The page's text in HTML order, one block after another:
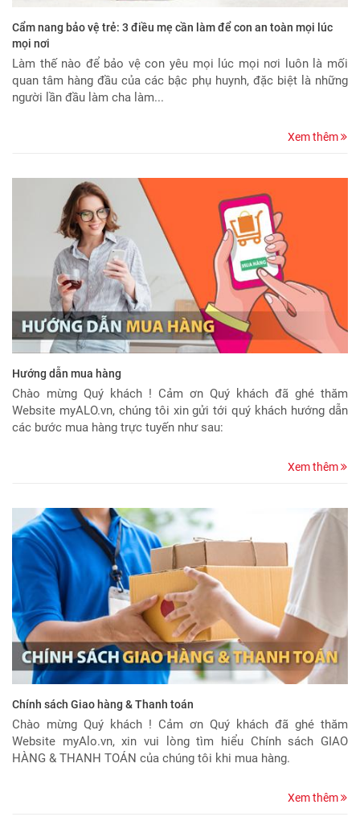
Cẩm nang bảo vệ trẻ: 3 điều mẹ cần làm để con an toàn mọi lúc
mọi nơi
Làm thế nào để bảo vệ con yêu mọi lúc mọi nơi luôn là mối
quan tâm hàng đầu của các bậc phụ huynh, đặc biệt là những
người lần đầu làm cha làm...
Xem thêm
Hướng dẫn mua hàng
Chào mừng Quý khách ! Cảm ơn Quý khách đã ghé thăm
Website myALO.vn, chúng tôi xin gửi tới quý khách hướng dẫn
các bước mua hàng trực tuyến như sau:
Xem thêm
Chính sách Giao hàng & Thanh toán
Chào mừng Quý khách ! Cảm ơn Quý khách đã ghé thăm
Website myAlo.vn, xin vui lòng tìm hiểu Chính sách GIAO
HÀNG & THANH TOÁN của chúng tôi khi mua hàng.
Xem thêm